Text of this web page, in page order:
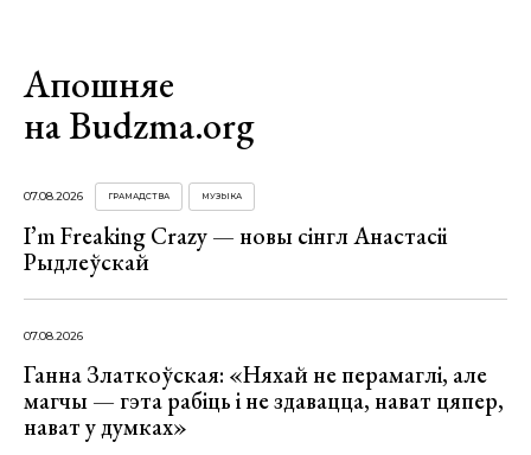
Апошняе
на Budzma.org
07.08.2026 ГРАМАДСТВА МУЗЫКА
I’m Freaking Crazy — новы сінгл Анастасіі
Рыдлеўскай
07.08.2026
Ганна Златкоўская: «Няхай не перамаглі, але
магчы — гэта рабіць і не здавацца, нават цяпер,
нават у думках»